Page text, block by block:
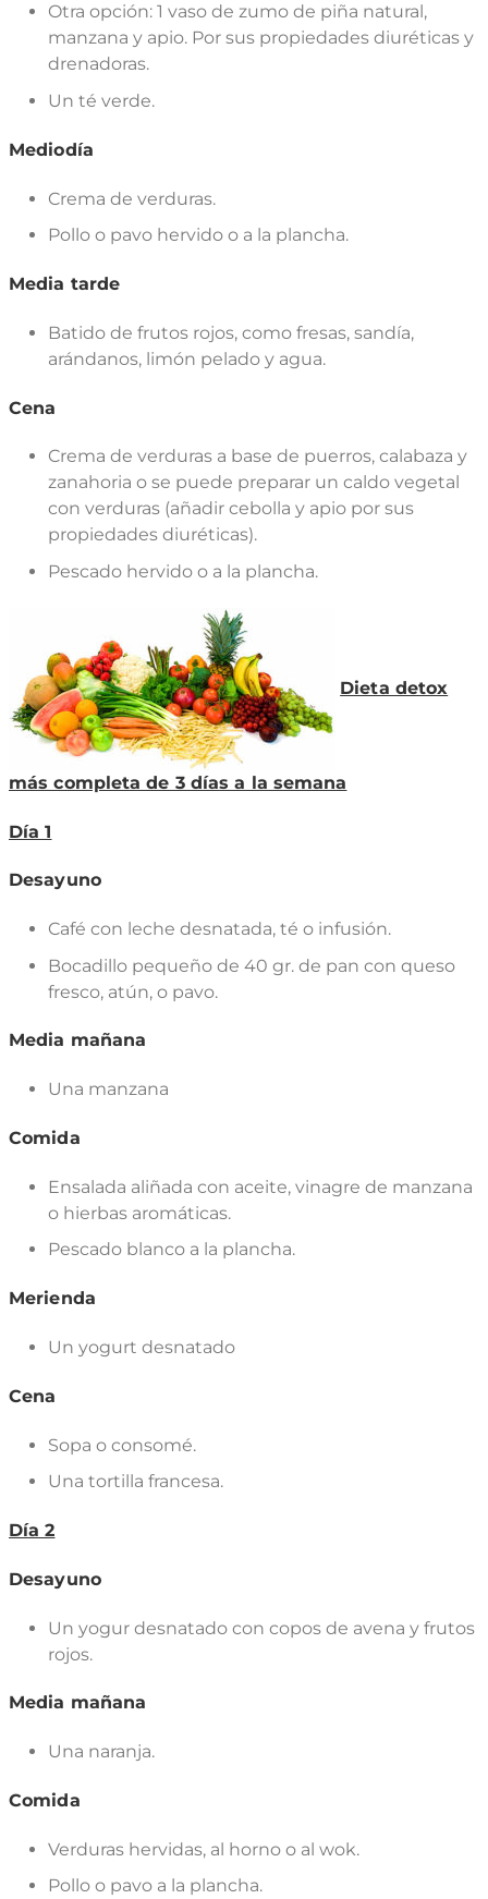
Otra opción: 1 vaso de zumo de piña natural,
manzana y apio. Por sus propiedades diuréticas y
drenadoras.
Un té verde.
Mediodía
Crema de verduras.
Pollo o pavo hervido o a la plancha.
Media tarde
Batido de frutos rojos, como fresas, sandía,
arándanos, limón pelado y agua.
Cena
Crema de verduras a base de puerros, calabaza y
zanahoria o se puede preparar un caldo vegetal
con verduras (añadir cebolla y apio por sus
propiedades diuréticas).
Pescado hervido o a la plancha.
Dieta detox
más completa de 3 días a la semana
Día 1
Desayuno
Café con leche desnatada, té o infusión.
Bocadillo pequeño de 40 gr. de pan con queso
fresco, atún, o pavo.
Media mañana
Una manzana
Comida
Ensalada aliñada con aceite, vinagre de manzana
o hierbas aromáticas.
Pescado blanco a la plancha.
Merienda
Un yogurt desnatado
Cena
Sopa o consomé.
Una tortilla francesa.
Día 2
Desayuno
Un yogur desnatado con copos de avena y frutos
rojos.
Media mañana
Una naranja.
Comida
Verduras hervidas, al horno o al wok.
Pollo o pavo a la plancha.